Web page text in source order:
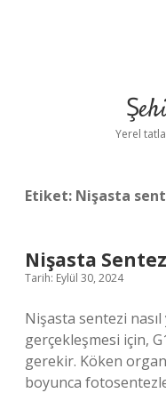
Yerel
Etiket: Nişasta
Nişasta
Tarih: Eylül 30, 2024
Nişasta sentezi
gerçekleşmesi için,
gerekir. Köken
boyunca